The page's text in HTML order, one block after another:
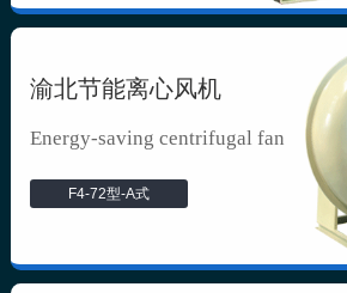
渝北节能离心风机
Energy-saving centrifugal fan
F4-72型-A式